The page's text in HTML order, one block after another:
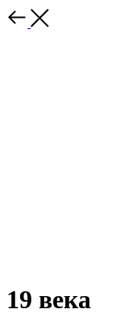
19 века